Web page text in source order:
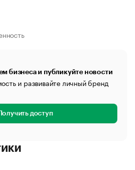
бизнеса и публикуйте новости
и развивайте личный бренд
Получить доступ